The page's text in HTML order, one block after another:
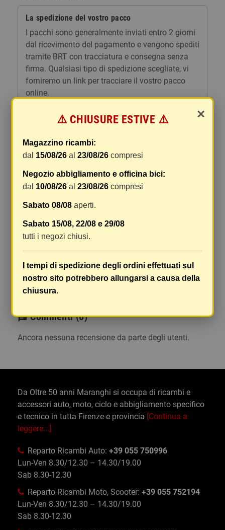
La spedizione del vostro pacco
I pacchi sono generalmente inviati entro 2 giorni
dal ricevimento del pagamento e vengono spediti
tramite BRT con tracciatura e consegna senza
firma. Qualsiasi tipo di spedizione scegliate, vi
forniremo un link per tracciare il vostro pacco
online.
gestione e imballaggio e le spese postali. I costi
variano a seconda del peso totale della
spedizione. Vi consigliamo di raggruppare i
vostri articoli in un unico ordine. Non ci è
possibile raggruppare due ordini distinti
spedizione saranno addebitate per ognuno di
essi. Il vostro pacco sarà inviato a vostro rischio,
ma viene prestata un'attenzione particolare in
caso di oggetti fragili.
Le scatole hanno dimensioni adeguatamente
ampie e i vostri articoli son ben protetti.
chat Commenti (0)
Ancora nessuna recensione da parte degli utenti.
×
⚠️ CHIUSURE ESTIVE ⚠️
Magazzino ricambi:
dal 15/08/26 al23/08/26 compresi
Negozio abbigliamento e officina bici:
dal 10/08/26 al23/08/26 compresi
Sabato 08/08 aperti.
Sabato 15/08, 22/08 e 29/08
tutti i negozi chiusi.
I tempi di spedizione degli ordini effettuati sul
nostro sito potrebbero allungarsi a causa della
chiusura.
Da Oltre 50 anni Maranghi si occupa di ricambi e
accessori auto, moto, ciclo e abbigliamento specifico
e tecnico in tutta Firenze e provincia [Continua a
leggere...]
Reparto Ricambi Auto: +39 055 750996
Lun-Ven 8.30/12.30 – 14.30/19.00
Sab 8.30-12.30
Reparto Ricambi Moto, Scooter: +39 055 752194
Lun-Ven 8.30/12.30 – 14.30/19.00
Sab 8.30-12.30